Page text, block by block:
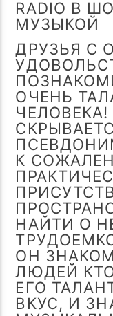
RADIO В
МУЗЫКОЙ
ДРУЗЬЯ С
ОЧЕНЬ
К
НАЙТИ О
ОН
ЛЮДЕЙ
ЕГО
ВКУС, И